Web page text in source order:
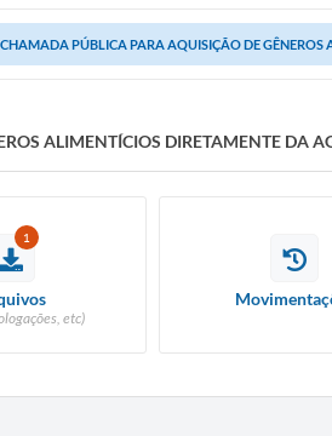
CHAMADA PÚBLICA PARA AQUISIÇÃO DE GÊNEROS
ALIMENTÍCIOS DIRETAMENTE DA
1
etc)